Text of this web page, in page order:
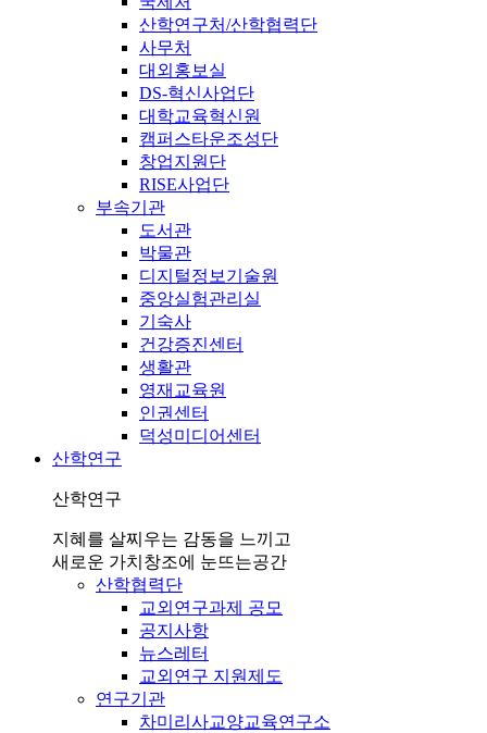
산학연구처/산학협력단
사무처
대외홍보실
DS-혁신사업단
대학교육혁신원
캠퍼스타운조성단
창업지원단
RISE사업단
부속기관
도서관
박물관
디지털정보기술원
중앙실험관리실
기숙사
건강증진센터
생활관
영재교육원
인권센터
덕성미디어센터
산학연구
산학연구
지혜를 살찌우는 감동을 느끼고
새로운 가치창조에 눈뜨는공간
산학협력단
교외연구과제 공모
공지사항
뉴스레터
교외연구 지원제도
연구기관
차미리사교양교육연구소